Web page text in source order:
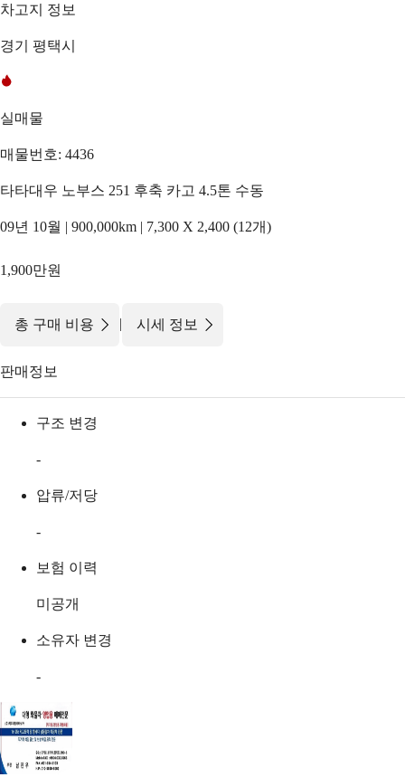
차고지 정보
경기 평택시
실매물
매물번호: 4436
타타대우 노부스 251 후축 카고 4.5톤 수동
09년 10월 | 900,000km | 7,300 X 2,400 (12개)
1,900만원
총 구매 비용 | 시세 정보
판매정보
구조 변경
-
압류/저당
-
보험 이력
미공개
소유자 변경
-